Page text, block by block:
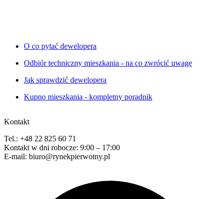
O co pytać dewelopera
Odbiór techniczny mieszkania - na co zwrócić uwagę
Jak sprawdzić dewelopera
Kupno mieszkania - kompletny poradnik
Kontakt
Tel.: +48 22 825 60 71
Kontakt w dni robocze: 9:00 – 17:00
E-mail: biuro@rynekpierwotny.pl